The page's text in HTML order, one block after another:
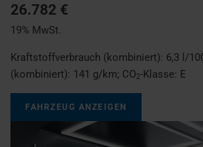
26.782 €
19% MwSt.
Kraftstoffverbrauch (kombiniert): 6,3 l/
(kombiniert): 141 g/km; CO2-Klasse: E
FAHRZEUG ANZEIGEN